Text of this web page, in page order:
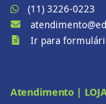
(11) 3226-0223
Ir para
Atendimento |